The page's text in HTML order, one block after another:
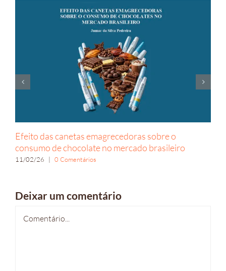
Efeito das canetas emagrecedoras sobre o
consumo de chocolate no mercado brasileiro
11/02/26 | 0 Comentários
Deixar um comentário